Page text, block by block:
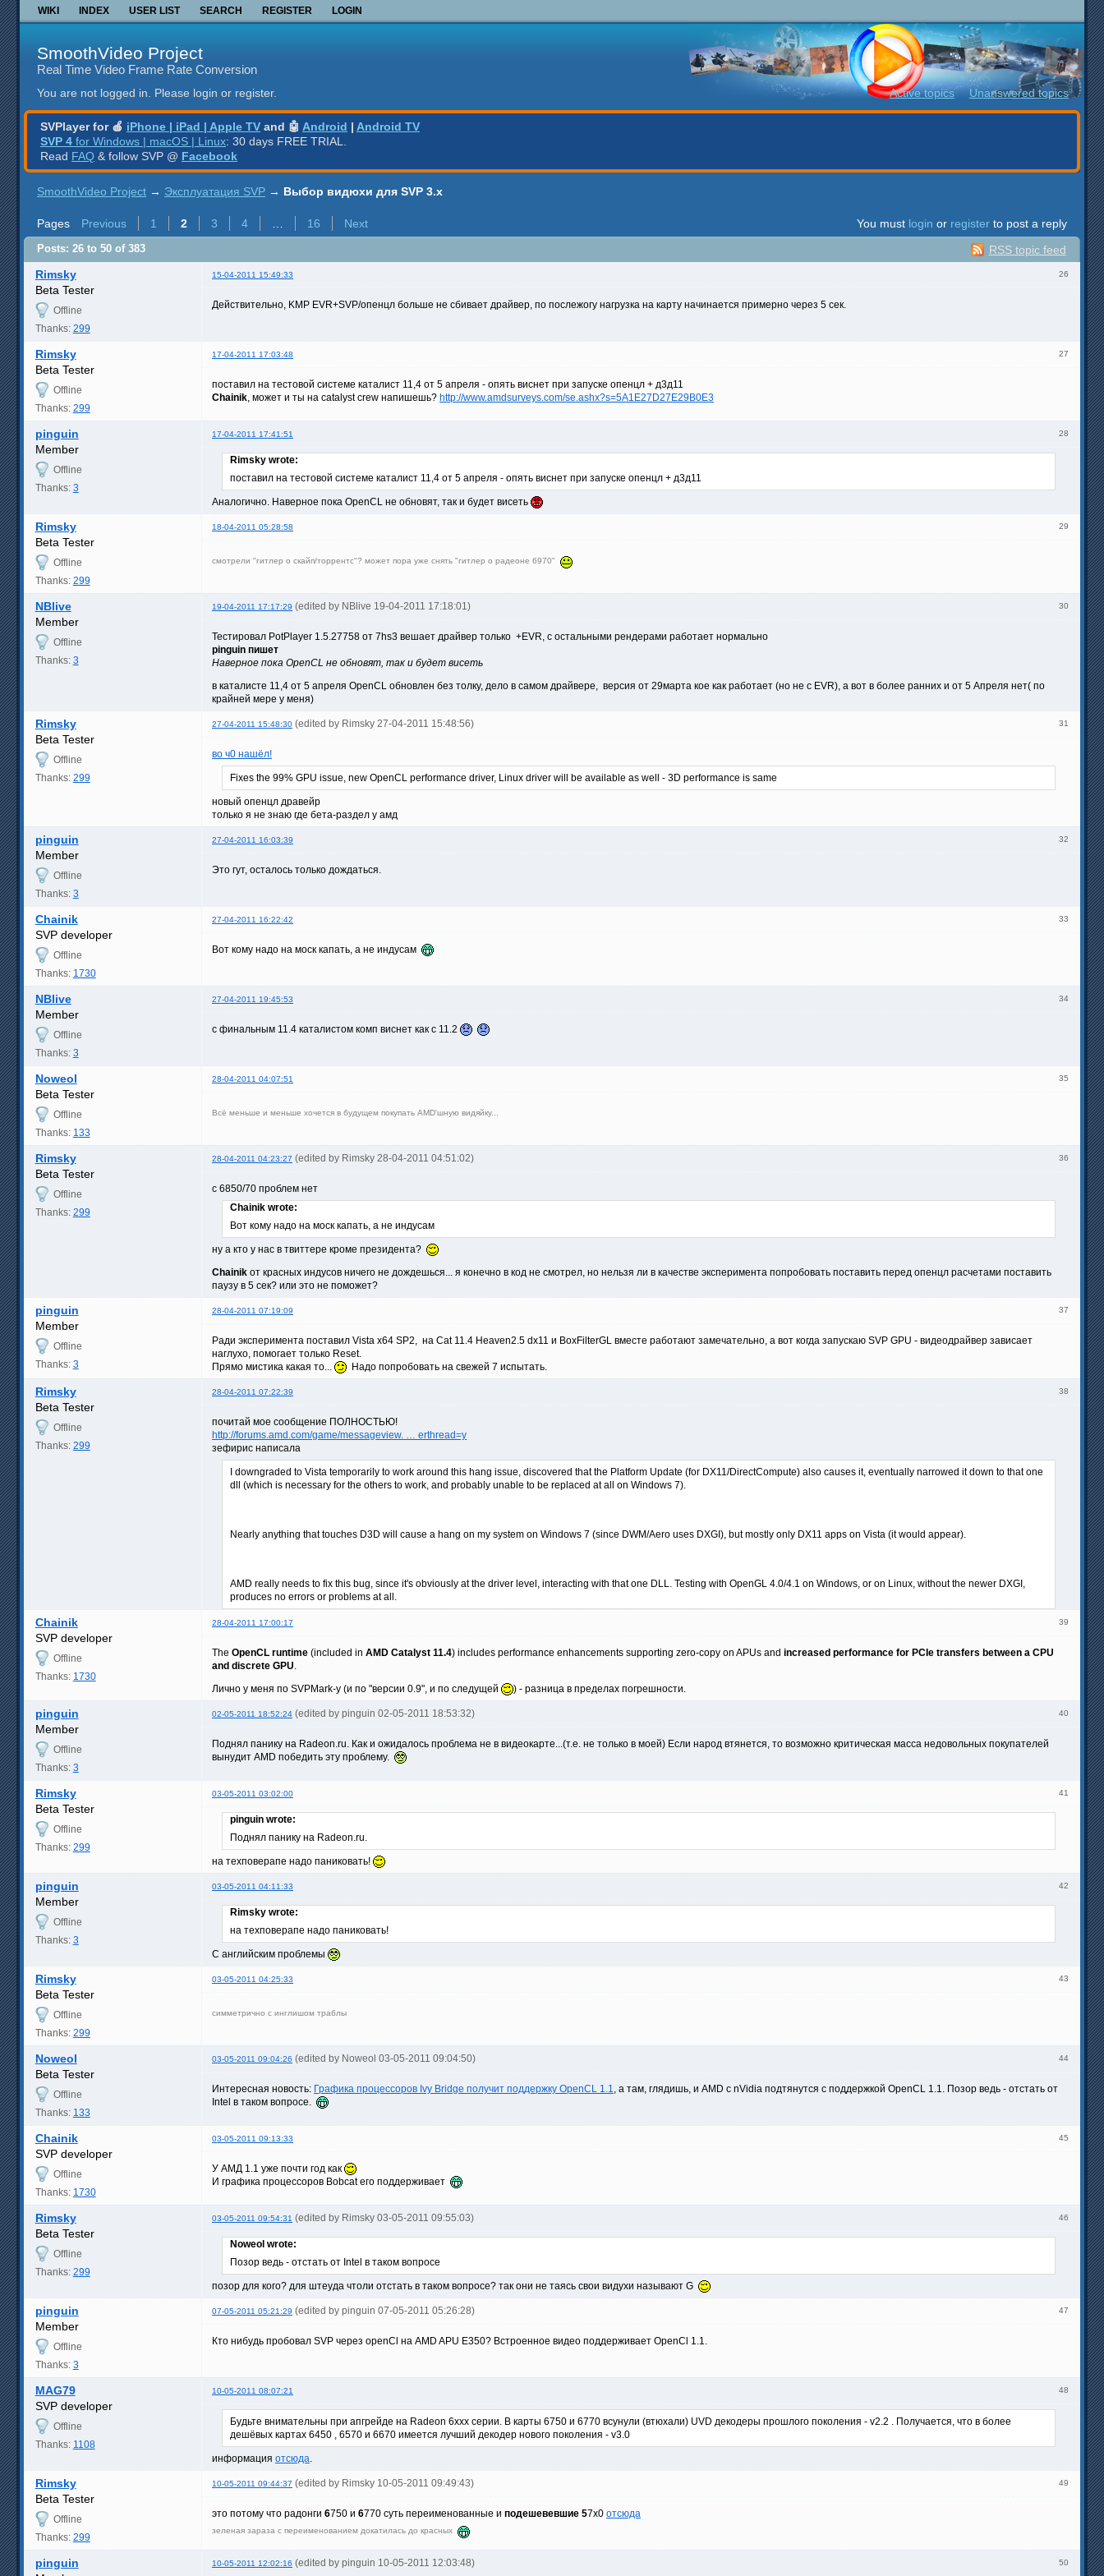
WIKI INDEX USER LIST SEARCH REGISTER LOGIN
SmoothVideo Project
Real Time Video Frame Rate Conversion
You are not logged in. Please login or register. Active topics Unanswered topics
SVPlayer for 🍎 iPhone | iPad | Apple TV and 🤖 Android | Android TV
SVP 4 for Windows | macOS | Linux: 30 days FREE TRIAL.
Read FAQ & follow SVP @ Facebook
SmoothVideo Project → Эксплуатация SVP → Выбор видюхи для SVP 3.x
Pages Previous 1 2 3 4 16 Next You must login or register to post a reply
RSS topic feed
Posts: 26 to 50 of 383
26
Rimsky 15-04-2011 15:49:33
Beta Tester
Offline
Thanks: 299
Действительно, KMP EVR+SVP/опенцл больше не сбивает драйвер, по послежогу нагрузка на карту начинается примерно через 5 сек.
27
Rimsky 17-04-2011 17:03:48
Beta Tester
Offline
Thanks: 299
поставил на тестовой системе каталист 11,4 от 5 апреля - опять виснет при запуске опенцл + д3д11
Chainik, может и ты на catalyst crew напишешь? http://www.amdsurveys.com/se.ashx?s=5A1E27D27E29B0E3
28
pinguin 17-04-2011 17:41:51
Member
Offline
Thanks: 3
Rimsky wrote:
поставил на тестовой системе каталист 11,4 от 5 апреля - опять виснет при запуске опенцл + д3д11
Аналогично. Наверное пока OpenCL не обновят, так и будет висеть
29
Rimsky 18-04-2011 05:28:58
Beta Tester
Offline
Thanks: 299
смотрели "гитлер о скайп/торрентс"? может пора уже снять "гитлер о радеоне 6970"
30
NBlive 19-04-2011 17:17:29 (edited by NBlive 19-04-2011 17:18:01)
Member
Offline
Thanks: 3
Тестировал PotPlayer 1.5.27758 от 7hs3 вешает драйвер только +EVR, с остальными рендерами работает нормально
pinguin пишет
Наверное пока OpenCL не обновят, так и будет висеть
в каталисте 11,4 от 5 апреля OpenCL обновлен без толку, дело в самом драйвере, версия от 29марта кое как работает (но не с EVR), а вот в более ранних и от 5 Апреля нет( по
крайней мере у меня)
31
Rimsky 27-04-2011 15:48:30 (edited by Rimsky 27-04-2011 15:48:56)
Beta Tester
Offline
Thanks: 299
во ч0 нашёл!
Fixes the 99% GPU issue, new OpenCL performance driver, Linux driver will be available as well - 3D performance is same
новый опенцл дравейр
только я не знаю где бета-раздел у амд
32
pinguin 27-04-2011 16:03:39
Member
Offline
Thanks: 3
Это гут, осталось только дождаться.
33
Chainik 27-04-2011 16:22:42
SVP developer
Offline
Thanks: 1730
Вот кому надо на моск капать, а не индусам
34
NBlive 27-04-2011 19:45:53
Member
Offline
Thanks: 3
с финальным 11.4 каталистом комп виснет как с 11.2
35
Noweol 28-04-2011 04:07:51
Beta Tester
Offline
Thanks: 133
Всё меньше и меньше хочется в будущем покупать AMD'шную видяйку...
36
Rimsky 28-04-2011 04:23:27 (edited by Rimsky 28-04-2011 04:51:02)
Beta Tester
Offline
Thanks: 299
c 6850/70 проблем нет
Chainik wrote:
Вот кому надо на моск капать, а не индусам
ну а кто у нас в твиттере кроме президента?
Chainik от красных индусов ничего не дождешься... я конечно в код не смотрел, но нельзя ли в качестве эксперимента попробовать поставить перед опенцл расчетами поставить
паузу в 5 сек? или это не поможет?
37
pinguin 28-04-2011 07:19:09
Member
Offline
Thanks: 3
Ради эксперимента поставил Vista x64 SP2, на Cat 11.4 Heaven2.5 dx11 и BoxFilterGL вместе работают замечательно, а вот когда запускаю SVP GPU - видеодрайвер зависает
наглухо, помогает только Reset.
Прямо мистика какая то...
Надо попробовать на свежей 7 испытать.
38
Rimsky 28-04-2011 07:22:39
Beta Tester
Offline
Thanks: 299
почитай мое сообщение ПОЛНОСТЬЮ!
http://forums.amd.com/game/messageview. … erthread=y
зефирис написала
I downgraded to Vista temporarily to work around this hang issue, discovered that the Platform Update (for DX11/DirectCompute) also causes it, eventually narrowed it down to that one
dll (which is necessary for the others to work, and probably unable to be replaced at all on Windows 7).
Nearly anything that touches D3D will cause a hang on my system on Windows 7 (since DWM/Aero uses DXGI), but mostly only DX11 apps on Vista (it would appear).
AMD really needs to fix this bug, since it's obviously at the driver level, interacting with that one DLL. Testing with OpenGL 4.0/4.1 on Windows, or on Linux, without the newer DXGI,
produces no errors or problems at all.
39
Chainik 28-04-2011 17:00:17
SVP developer
Offline
Thanks: 1730
The OpenCL runtime (included in AMD Catalyst 11.4) includes performance enhancements supporting zero-copy on APUs and increased performance for PCIe transfers between a CPU
and discrete GPU.
Лично у меня по SVPMark-у (и по "версии 0.9", и по следущей
) - разница в пределах погрешности.
40
pinguin 02-05-2011 18:52:24 (edited by pinguin 02-05-2011 18:53:32)
Member
Offline
Thanks: 3
Поднял панику на Radeon.ru. Как и ожидалось проблема не в видеокарте...(т.е. не только в моей) Если народ втянется, то возможно критическая масса недовольных покупателей
вынудит AMD победить эту проблему.
41
Rimsky 03-05-2011 03:02:00
Beta Tester
Offline
Thanks: 299
pinguin wrote:
Поднял панику на Radeon.ru.
на техповерапе надо паниковать!
42
pinguin 03-05-2011 04:11:33
Member
Offline
Thanks: 3
Rimsky wrote:
на техповерапе надо паниковать!
С английским проблемы
43
Rimsky 03-05-2011 04:25:33
Beta Tester
Offline
Thanks: 299
симметрично с инглишом траблы
44
Noweol 03-05-2011 09:04:26 (edited by Noweol 03-05-2011 09:04:50)
Beta Tester
Offline
Thanks: 133
Интересная новость: Графика процессоров Ivy Bridge получит поддержку OpenCL 1.1, а там, глядишь, и AMD с nVidia подтянутся с поддержкой OpenCL 1.1. Позор ведь - отстать от
Intel в таком вопросе.
45
Chainik 03-05-2011 09:13:33
SVP developer
Offline
Thanks: 1730
У АМД 1.1 уже почти год как
И графика процессоров Bobcat его поддерживает
46
Rimsky 03-05-2011 09:54:31 (edited by Rimsky 03-05-2011 09:55:03)
Beta Tester
Offline
Thanks: 299
Noweol wrote:
Позор ведь - отстать от Intel в таком вопросе
позор для кого? для штеуда чтоли отстать в таком вопросе? так они не таясь свои видухи называют G
47
pinguin 07-05-2011 05:21:29 (edited by pinguin 07-05-2011 05:26:28)
Member
Offline
Thanks: 3
Кто нибудь пробовал SVP через openCl на AMD APU E350? Встроенное видео поддерживает OpenCl 1.1.
48
MAG79 10-05-2011 08:07:21
SVP developer
Offline
Thanks: 1108
Будьте внимательны при апгрейде на Radeon 6xxx серии. В карты 6750 и 6770 всунули (втюхали) UVD декодеры прошлого поколения - v2.2 . Получается, что в более
дешёвых картах 6450 , 6570 и 6670 имеется лучший декодер нового поколения - v3.0
информация отсюда.
49
Rimsky 10-05-2011 09:44:37 (edited by Rimsky 10-05-2011 09:49:43)
Beta Tester
Offline
Thanks: 299
это потому что радонги 6750 и 6770 суть переименованные и подешевевшие 57х0 отсюда
зеленая зараза с переименованием докатилась до красных
50
pinguin 10-05-2011 12:02:16 (edited by pinguin 10-05-2011 12:03:48)